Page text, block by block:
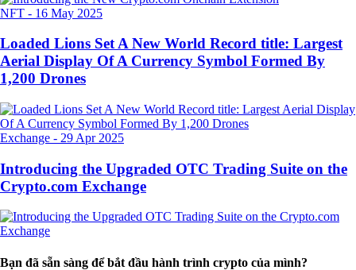
NFT - 16 May 2025
Loaded Lions Set A New World Record title: Largest
Aerial Display Of A Currency Symbol Formed By
1,200 Drones
Exchange - 29 Apr 2025
Introducing the Upgraded OTC Trading Suite on the
Crypto.com Exchange
Bạn đã sẵn sàng để bắt đầu hành trình crypto của mình?